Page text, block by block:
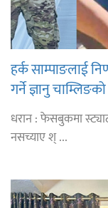
हर्क साम्पाङलाई
गर्ने ज्ञानु
धरान : फेसबुकमा
नसच्याए श् ...